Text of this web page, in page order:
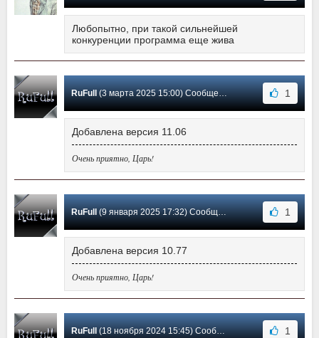
Любопытно, при такой сильнейшей
конкуренции программа еще жива
RuFull(3 марта 2025 15:00) Сообщение #38 1
Добавлена версия 11.06
Очень приятно, Царь!
RuFull(9 января 2025 17:32) Сообщение #37 1
Добавлена версия 10.77
Очень приятно, Царь!
RuFull(18 ноября 2024 15:45) Сообщение #36 1